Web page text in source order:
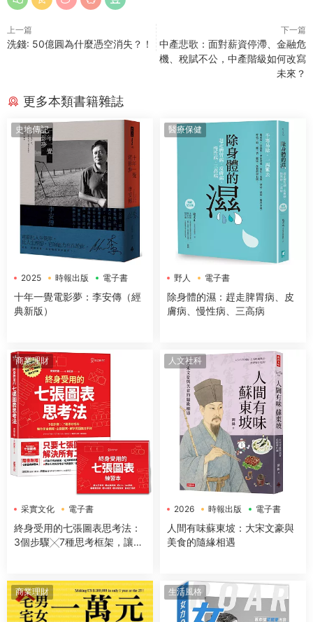
上一篇
洗錢: 50億圓為什麼憑空消失？！
下一篇
中產悲歌：面對薪資停滯、金融危
機、稅賦不公，中產階級如何改寫
未來？
更多本類書籍雜誌
史地傳記
2025 時報出版 電子書
十年一覺電影夢：李安傳（經
典新版）
醫療保健
野人 電子書
除身體的濕：趕走脾胃病、皮
膚病、慢性病、三高病
商業理財
采實文化 電子書
終身受用的七張圖表思考法：
3個步驟╳7種思考框架，讓你
表練習本】
人文社科
2026 時報出版 電子書
人間有味蘇東坡：大宋文豪與
美食的隨緣相遇
商業理財 生活風格